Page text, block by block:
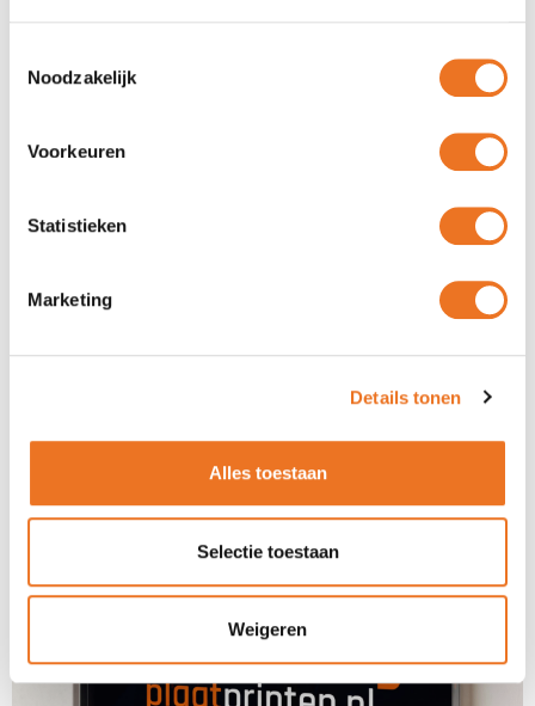
Noodzakelijk
Voorkeuren
Statistieken
Marketing
Details tonen
Alles toestaan
Selectie toestaan
Weigeren